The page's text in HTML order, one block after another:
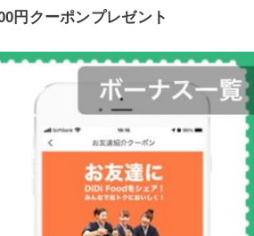
円クーポンプレゼント